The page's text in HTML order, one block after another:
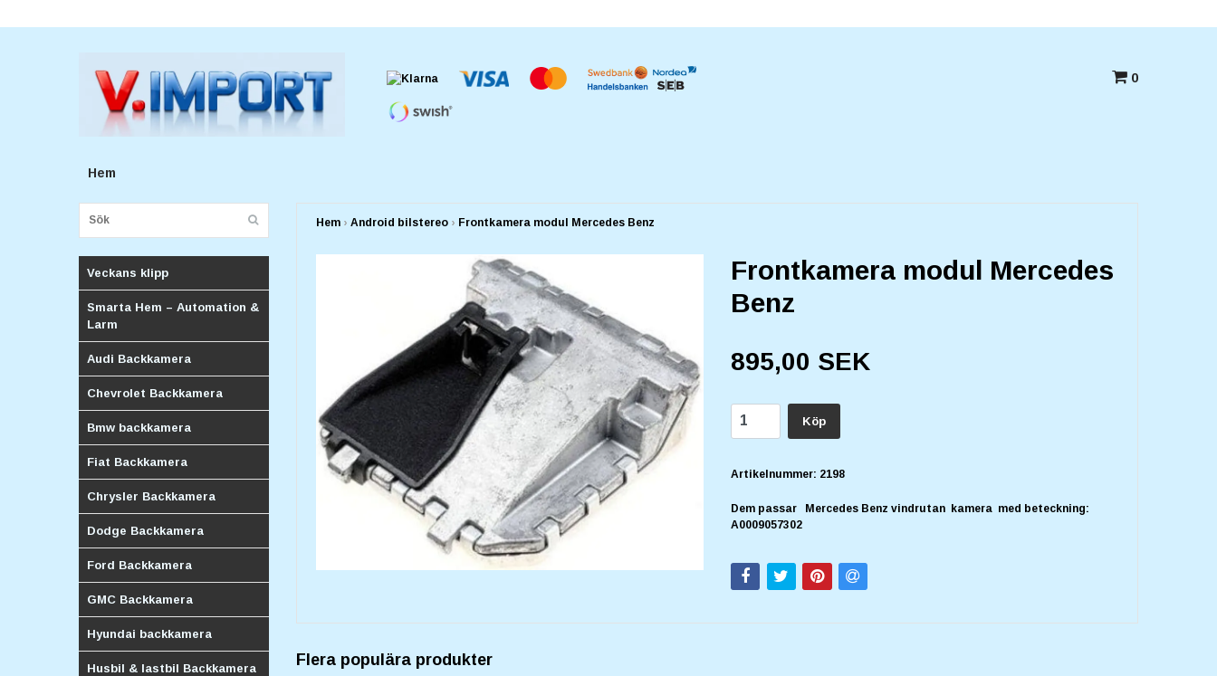
0
Hem
Veckans klipp
Smarta Hem – Automation &
Larm
Audi Backkamera
Chevrolet Backkamera
Bmw backkamera
Fiat Backkamera
Chrysler Backkamera
Dodge Backkamera
Ford Backkamera
GMC Backkamera
Hyundai backkamera
Husbil & lastbil Backkamera
Hem › Android bilstereo › Frontkamera modul Mercedes Benz
Frontkamera modul Mercedes
Benz
895,00 SEK
Köp
Artikelnummer: 2198
Dem passar Mercedes Benz vindrutan kamera med beteckning:
A0009057302
Flera populära produkter